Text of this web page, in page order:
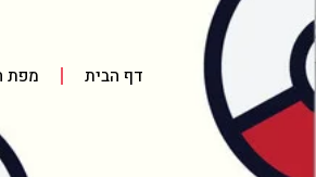
דף הבית מפת